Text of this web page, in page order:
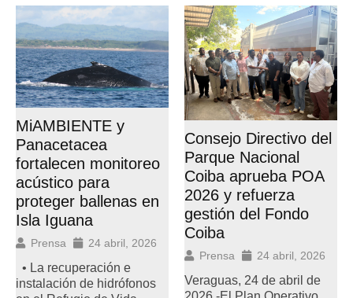
MiAMBIENTE y
Panacetacea
fortalecen monitoreo
acústico para
proteger ballenas en
Isla Iguana
Prensa 24 abril, 2026
• La recuperación e
instalación de hidrófonos
Consejo Directivo del
Parque Nacional
Coiba aprueba POA
2026 y refuerza
gestión del Fondo
Coiba
Prensa 24 abril, 2026
Veraguas, 24 de abril de